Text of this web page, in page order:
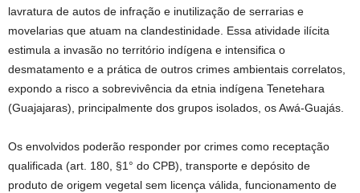
lavratura de autos de infração e inutilização de serrarias e
movelarias que atuam na clandestinidade. Essa atividade ilícita
estimula a invasão no território indígena e intensifica o
desmatamento e a prática de outros crimes ambientais correlatos,
expondo a risco a sobrevivência da etnia indígena Tenetehara
(Guajajaras), principalmente dos grupos isolados, os Awá-Guajás.
Os envolvidos poderão responder por crimes como receptação
qualificada (art. 180, §1° do CPB), transporte e depósito de
produto de origem vegetal sem licença válida, funcionamento de